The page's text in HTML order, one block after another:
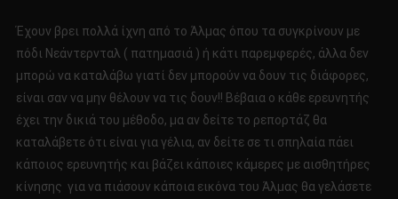
Έχουν βρει πολλά ίχνη από το Άλμας όπου τα συγκρίνουν με
πόδι Νεάντερνταλ ( πατημασιά ) ή κάτι παρεμφερές, άλλα δεν
μπορώ να καταλάβω γιατί δεν μπορούν να δουν τις διάφορες,
είναι σαν να μην θέλουν να τις δουν!! Βέβαια ο κάθε ερευνητής
έχει την δικιά του μέθοδο, μα αν δείτε το ρεπορτάζ θα
καταλάβετε ότι είναι για γέλια, αν δείτε σε τι σπηλαία πάει
κάποιος ερευνητής και βάζει κάποιες κάμερες με αισθητήρες
κίνησης για να πιάσουν κάποια εικόνα του Άλμας θα γελάσετε